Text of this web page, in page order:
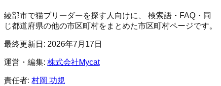
綾部市で猫ブリーダーを探す人向けに、 検索語・FAQ・同
じ都道府県の他の市区町村をまとめた市区町村ページです。
最終更新日: 2026年7月17日
運営・編集: 株式会社Mycat
責任者: 村岡 功規